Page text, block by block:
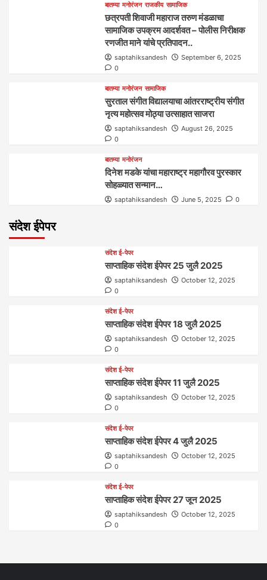
बातम्या मनोरंजन राजकीय सामाजिक
छत्रपती शिवाजी महाराज तरुण मंडळाचा
सामाजिक उपक्रम आदर्शवत – पोलीस निरीक्षक
रणजीत माने यांचे प्रतिपादन..
saptahiksandesh
September 6, 2025
0
बातम्या मनोरंजन सामाजिक
सुरताल संगीत विद्यालयाचा आंतरराष्ट्रीय संगीत
नृत्य महोत्सव मोठ्या उत्साहात साजरा
saptahiksandesh
August 26, 2025
0
बातम्या मनोरंजन
दिनेश मडके यांचा महाराष्ट्र महागौरव‌ पुरस्कार‌‌‌
सोहळ्यात सन्मान…
saptahiksandesh June 5, 2025 0
संदेश ईपेपर
संदेश ई-पेपर
साप्ताहिक संदेश ईपेपर 25 जुलै 2025
saptahiksandesh
October 12, 2025
0
संदेश ई-पेपर
साप्ताहिक संदेश ईपेपर 18 जुलै 2025
saptahiksandesh
October 12, 2025
0
संदेश ई-पेपर
साप्ताहिक संदेश ईपेपर 11 जुलै 2025
saptahiksandesh
October 12, 2025
0
संदेश ई-पेपर
साप्ताहिक संदेश ईपेपर 4 जुलै 2025
saptahiksandesh
October 12, 2025
0
संदेश ई-पेपर
साप्ताहिक संदेश ईपेपर 27 जून 2025
saptahiksandesh
October 12, 2025
0